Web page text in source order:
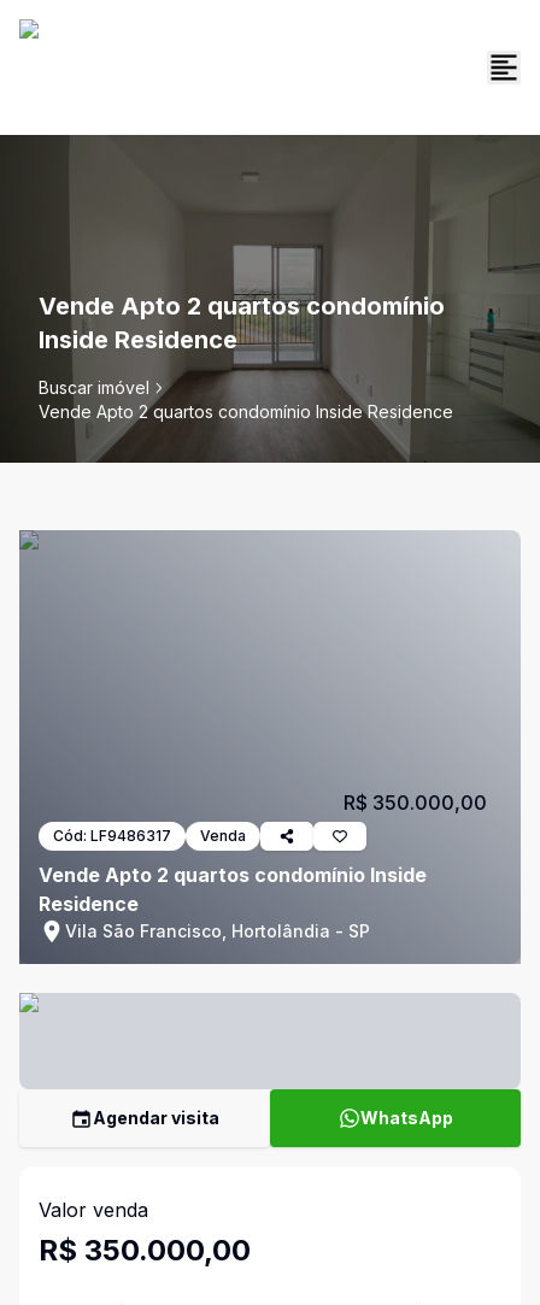
Vende Apto 2 quartos condomínio
Inside Residence
Buscar imóvel
Vende Apto 2 quartos condomínio Inside Residence
Cód: LF9486317 Venda
Vende Apto 2 quartos condomínio Inside
Residence
Vila São Francisco, Hortolândia - SP
R$ 350.000,00
Agendar visita WhatsApp
Valor venda
R$ 350.000,00